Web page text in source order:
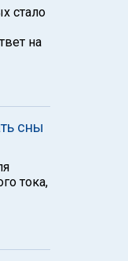
стало
на
сны
тока,